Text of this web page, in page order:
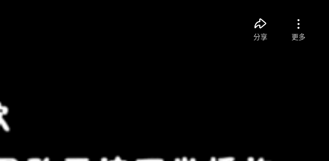
分享 更多